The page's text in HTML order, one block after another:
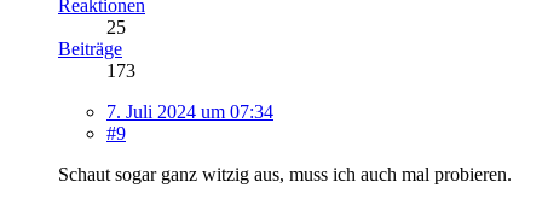
Reaktionen
25
Beiträge
173
7. Juli 2024 um 07:34
#9
Schaut sogar ganz witzig aus, muss ich auch mal probieren.